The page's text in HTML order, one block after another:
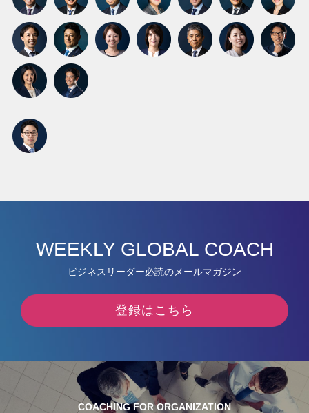
WEEKLY GLOBAL COACH
ビジネスリーダー必読のメールマガジン
登録はこちら
COACHING FOR ORGANIZATION